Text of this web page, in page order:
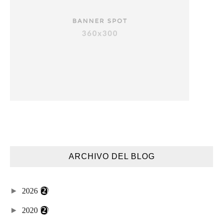
ARCHIVO DEL BLOG
► 2026 (2)
► 2020 (2)